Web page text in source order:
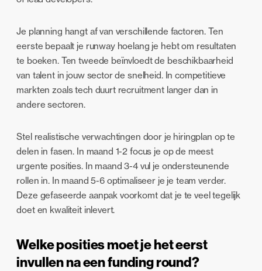
Je planning hangt af van verschillende factoren. Ten
eerste bepaalt je runway hoelang je hebt om resultaten
te boeken. Ten tweede beïnvloedt de beschikbaarheid
van talent in jouw sector de snelheid. In competitieve
markten zoals tech duurt recruitment langer dan in
andere sectoren.
Stel realistische verwachtingen door je hiringplan op te
delen in fasen. In maand 1-2 focus je op de meest
urgente posities. In maand 3-4 vul je ondersteunende
rollen in. In maand 5-6 optimaliseer je je team verder.
Deze gefaseerde aanpak voorkomt dat je te veel tegelijk
doet en kwaliteit inlevert.
Welke posities moet je het eerst
invullen na een funding round?